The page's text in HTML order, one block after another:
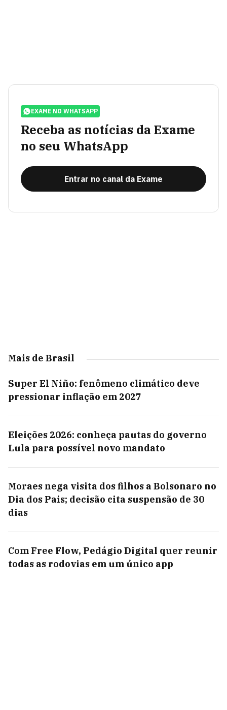
EXAME NO WHATSAPP
Receba as notícias da Exame
no seu WhatsApp
Entrar no canal da Exame
Mais de Brasil
Super El Niño: fenômeno climático deve
pressionar inflação em 2027
Eleições 2026: conheça pautas do governo
Lula para possível novo mandato
Moraes nega visita dos filhos a Bolsonaro no
Dia dos Pais; decisão cita suspensão de 30
dias
Com Free Flow, Pedágio Digital quer reunir
todas as rodovias em um único app